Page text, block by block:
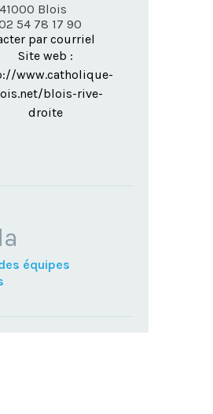
41000 Blois
54 78 17 90
par courriel
Site web :
www.catholique-
blois-rive-
droite
équipes